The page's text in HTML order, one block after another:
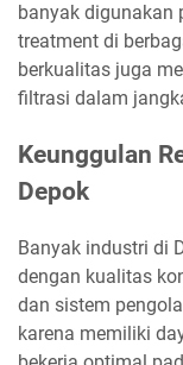
banyak digunakan
treatment di
berkualitas juga
filtrasi dalam
Keunggulan
Depok
Banyak industri di
dengan kualitas
dan sistem
karena memiliki